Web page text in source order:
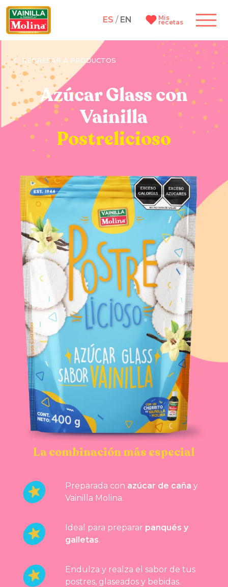
ES / EN Mis
recetas
REGRESAR A PRODUCTOS
Azúcar Glass con
Vainilla
Postrelicioso
La combinación más especial
Preparada con azúcar de caña y
Vainilla Molina.
Ideal para preparar panqués y
galletas.
Endulza y realza el sabor de tus
postres, glaseados y bebidas.